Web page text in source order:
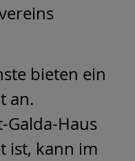
bieten ein
an.
Galda-Haus
ist, kann im